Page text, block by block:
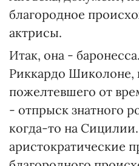
благородное
актрисы.
Итак, она -
Риккардо Шиколоне,
пожелтевшего от
- отпрыск знатного
когда-то на
аристократические